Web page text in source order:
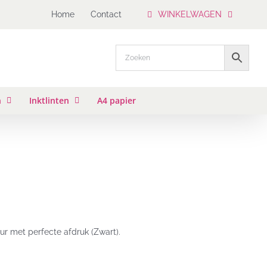
Home Contact WINKELWAGEN
Inktlinten A4 papier
met perfecte afdruk (Zwart).